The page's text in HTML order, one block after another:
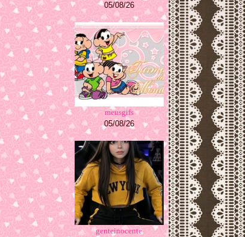
05/08/26
meusgifs
05/08/26
genteinocente